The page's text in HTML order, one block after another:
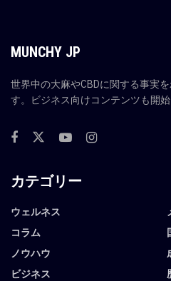
MUNCHY JP
世界中の大麻やCBDに関する事実
す。ビジネス向けコンテンツも開始
カテゴリー
ウェルネス
コラム
ノウハウ
ビジネス